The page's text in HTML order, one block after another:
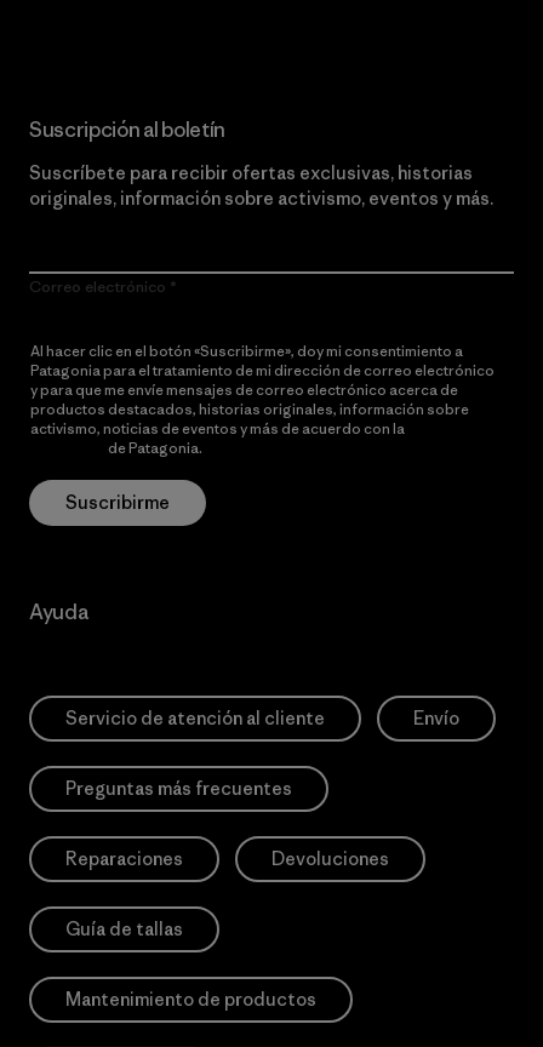
Suscripción al boletín
Suscríbete para recibir ofertas exclusivas, historias
originales, información sobre activismo, eventos y más.
Correo electrónico
Al hacer clic en el botón «Suscribirme», doy mi consentimiento a
Patagonia para el tratamiento de mi dirección de correo electrónico
y para que me envíe mensajes de correo electrónico acerca de
productos destacados, historias originales, información sobre
activismo, noticias de eventos y más de acuerdo con la
de Patagonia.
Suscribirme
Ayuda
Servicio de atención al cliente Envío
Preguntas más frecuentes
Reparaciones Devoluciones
Guía de tallas
Mantenimiento de productos